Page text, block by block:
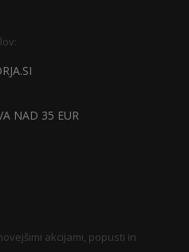
NAD 35 EUR
akcijami, popusti in